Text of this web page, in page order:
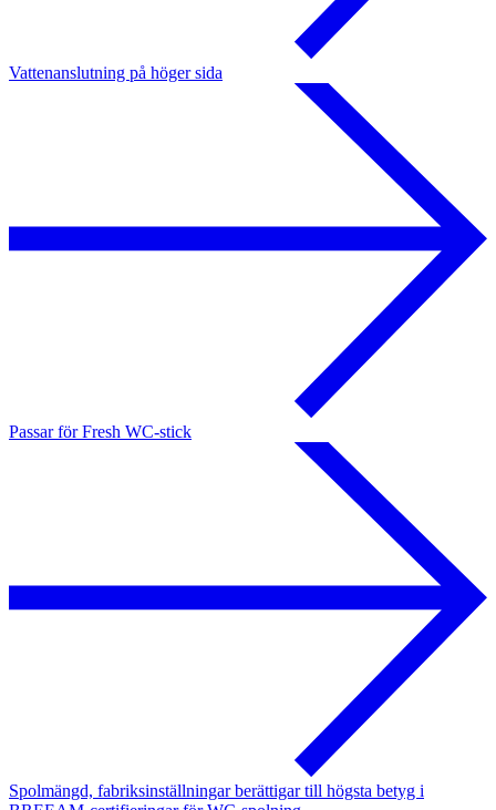
Vattenanslutning på höger sida
Passar för Fresh WC-stick
Spolmängd, fabriksinställningar berättigar till högsta betyg i